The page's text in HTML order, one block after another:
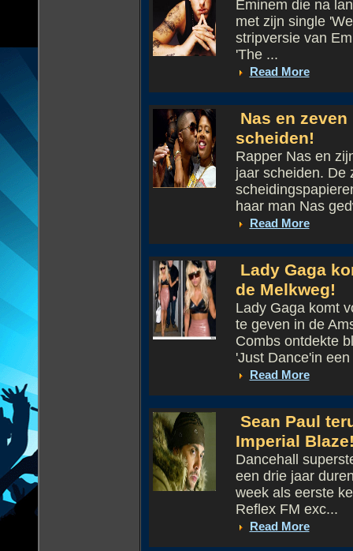
Eminem die na
met zijn single
stripversie van
'The ...
Read More
Nas en
scheiden!
Rapper Nas en
jaar scheiden. De
haar man Nas
Read More
Lady Gaga
de Melkweg!
Lady Gaga komt
te geven in de
Combs ontdekte
'Just Dance'in een
Read More
Sean Paul
Imperial
Dancehall
een drie jaar
week als eerste
Reflex FM exc...
Read More